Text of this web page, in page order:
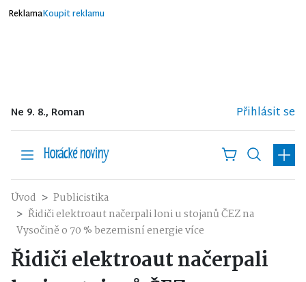
ReklamaKoupit reklamu
Ne 9. 8., Roman Přihlásit se
Úvod
Publicistika
Řidiči elektroaut načerpali loni u stojanů ČEZ na
Vysočině o 70 % bezemisní energie více
Řidiči elektroaut načerpali